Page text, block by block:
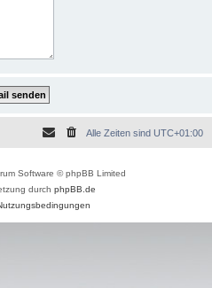
Alle Zeiten sind UTC+01:00
Software © phpBB Limited
durch phpBB.de